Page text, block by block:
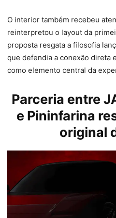
O interior também recebeu
reinterpretou o layout da
proposta resgata a filosofia
que defendia a conexão direta
como elemento central da
Parceria entre
e Pininfarina
original